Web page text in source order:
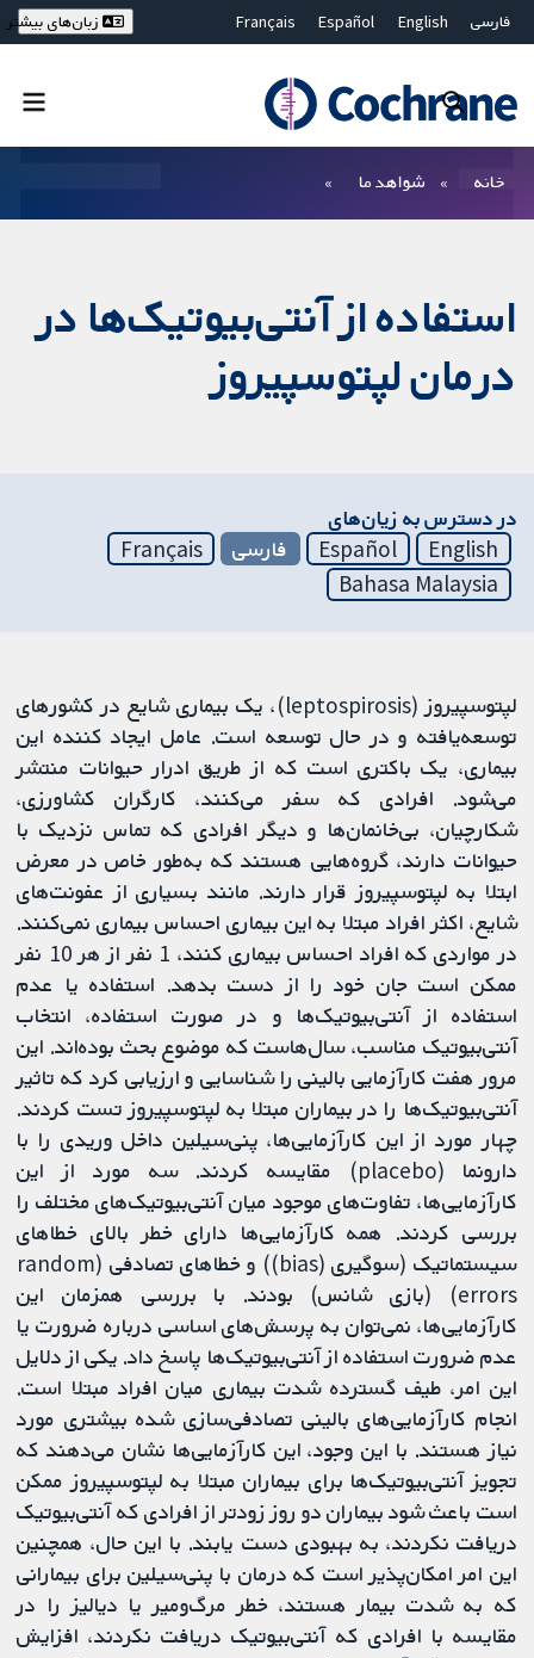
فارسی English
Español
Français
Bahasa Malaysia
ไทย
繁體中文
زبان‌های بیشتر
خانه شواهد ما
استفاده از آنتی‌بیوتیک‌ها در
درمان لپتوسپیروز
در دسترس به زیان‌های
English
Español فارسی
Français
Bahasa Malaysia
لپتوسپیروز (leptospirosis)، یک بیماری شایع در کشورهای
توسعه‌یافته و در حال توسعه است. عامل ایجاد کننده این
بیماری، یک باکتری است که از طریق ادرار حیوانات منتشر
می‌شود. افرادی که سفر می‌کنند، کارگران کشاورزی،
شکارچیان، بی‌خانمان‌ها و دیگر افرادی که تماس نزدیک با
حیوانات دارند، گروه‌هایی هستند که به‌طور خاص در معرض
ابتلا به لپتوسپیروز قرار دارند. مانند بسیاری از عفونت‌های
شایع، اکثر افراد مبتلا به این بیماری احساس بیماری نمی‌کنند.
در مواردی که افراد احساس بیماری کنند، 1 نفر از هر 10 نفر
ممکن است جان خود را از دست بدهد. استفاده یا عدم
استفاده از آنتی‌بیوتیک‌ها و در صورت استفاده، انتخاب
آنتی‌بیوتیک مناسب، سال‌هاست که موضوع بحث بوده‌اند. این
مرور هفت کارآزمایی بالینی را شناسایی و ارزیابی کرد که تاثیر
آنتی‌بیوتیک‌ها را در بیماران مبتلا به لپتوسپیروز تست کردند.
چهار مورد از این کارآزمایی‌ها، پنی‌سیلین داخل وریدی را با
دارونما (placebo) مقایسه کردند. سه مورد از این
کارآزمایی‌ها، تفاوت‌های موجود میان آنتی‌بیوتیک‌های مختلف را
بررسی کردند. همه کارآزمایی‌ها دارای خطر بالای خطاهای
سیستماتیک (سوگیری (bias)) و خطاهای تصادفی (random
errors) (بازی شانس) بودند. با بررسی همزمان این
کارآزمایی‌ها، نمی‌توان به پرسش‌های اساسی درباره ضرورت یا
عدم ضرورت استفاده از آنتی‌بیوتیک‌ها پاسخ داد. یکی از دلایل
این امر، طیف گسترده شدت بیماری میان افراد مبتلا است.
انجام کارآزمایی‌های بالینی تصادفی‌سازی شده بیشتری مورد
نیاز هستند. با این وجود، این کارآزمایی‌ها نشان می‌دهند که
تجویز آنتی‌بیوتیک‌ها برای بیماران مبتلا به لپتوسپیروز ممکن
است باعث شود بیماران دو روز زودتر از افرادی که آنتی‌بیوتیک
دریافت نکردند، به بهبودی دست یابند. با این حال، همچنین
این امر امکان‌پذیر است که درمان با پنی‌سیلین برای بیمارانی
که به شدت بیمار هستند، خطر مرگ‌ومیر یا دیالیز را در
مقایسه با افرادی که آنتی‌بیوتیک دریافت نکردند، افزایش